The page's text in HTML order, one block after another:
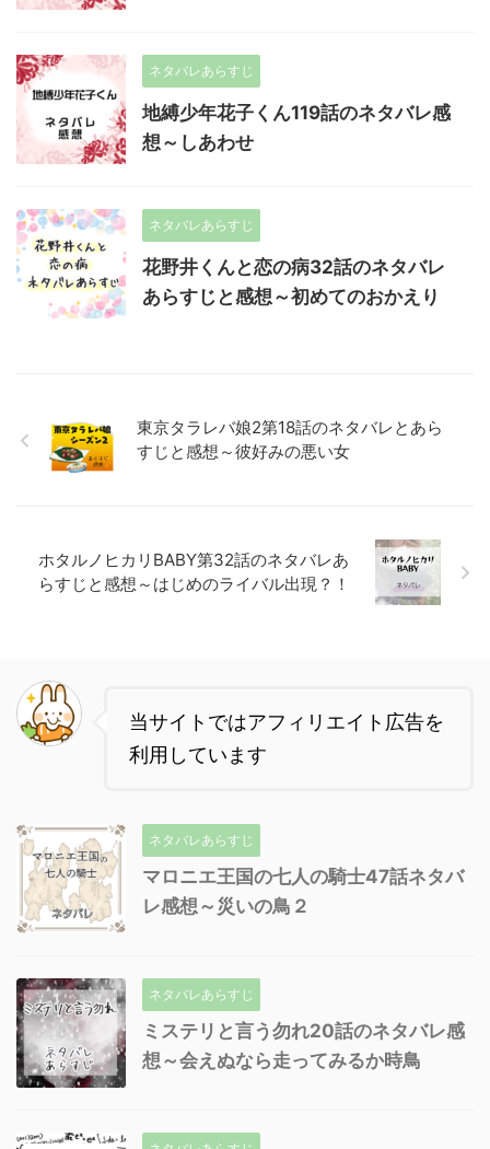
ネタバレあらすじ
地縛少年花子くん119話のネタバレ感
想～しあわせ
ネタバレあらすじ
花野井くんと恋の病32話のネタバレ
あらすじと感想～初めてのおかえり
東京タラレバ娘2第18話のネタバレとあら
すじと感想～彼好みの悪い女
ホタルノヒカリBABY第32話のネタバレあ
らすじと感想～はじめのライバル出現？！
当サイトではアフィリエイト広告を
利用しています
ネタバレあらすじ
マロニエ王国の七人の騎士47話ネタバ
レ感想～災いの鳥２
ネタバレあらすじ
ミステリと言う勿れ20話のネタバレ感
想～会えぬなら走ってみるか時鳥